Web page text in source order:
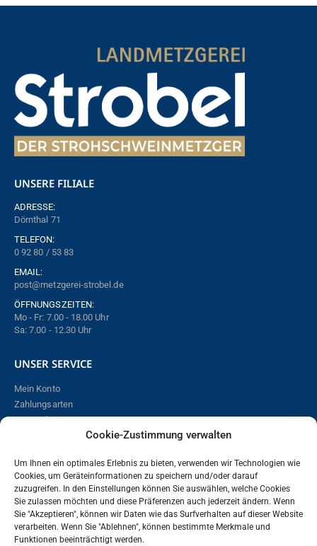
Cookie-Zustimmung verwalten
Um Ihnen ein optimales Erlebnis zu bieten, verwenden wir Technologien wie
Cookies, um Geräteinformationen zu speichern und/oder darauf
zuzugreifen. In den Einstellungen können Sie auswählen, welche Cookies
Sie zulassen möchten und diese Präferenzen auch jederzeit ändern. Wenn
Sie "Akzeptieren", können wir Daten wie das Surfverhalten auf dieser Website
verarbeiten. Wenn Sie "Ablehnen", können bestimmte Merkmale und
Funktionen beeinträchtigt werden.
UNSERE FILIALE
ADRESSE:
Dörnthal 71
TELEFON:
0 92 80 / 53 83
EMAIL:
post@metzgerei-strobel.de
ÖFFNUNGSZEITEN:
Mo - Fr: 7.00 - 18.00 Uhr
Sa: 7.00 - 12.30 Uhr
UNSER SERVICE
Mein Konto
Zahlungsarten
Versand
Online bestellen – so funktioniert´s!
Vertrag widerrufen
RECHTLICHES